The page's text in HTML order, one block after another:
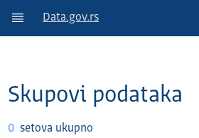
Data.gov.rs
Skupovi podataka
0 setova ukupno